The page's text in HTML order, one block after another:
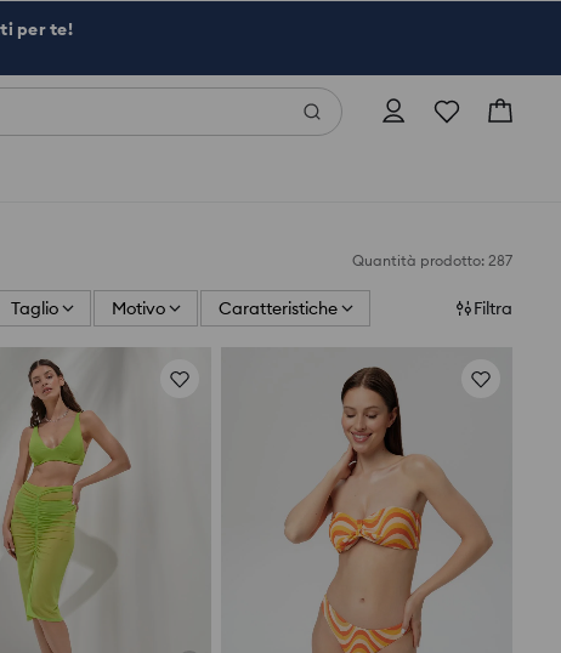
per te!
Quantità prodotto: 287
Taglio Motivo Caratteristiche Filtra